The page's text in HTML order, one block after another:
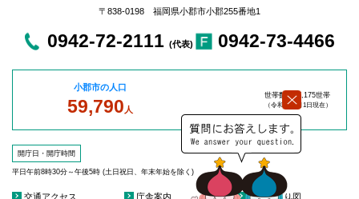
〒838-0198 福岡県小郡市小郡255番地1
0942-72-2111 (代表) 0942-73-4466
小郡市の人口
59,790 人
世帯数：27,175世帯
（令和8年8月1日現在）
開庁日・開庁時間
平日午前8時30分～午後5時 (土日祝日、年末年始を除く)
交通アクセス 庁舎案内 庁舎見取り図